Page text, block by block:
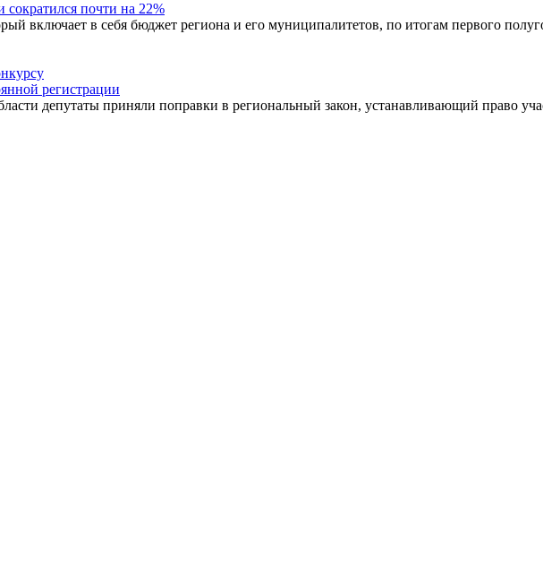
сократился почти на 22%
включает в себя бюджет региона и его муниципалитетов, по итогам первого
регистрации
депутаты приняли поправки в региональный закон, устанавливающий право